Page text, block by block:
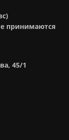
принимаются
45/1